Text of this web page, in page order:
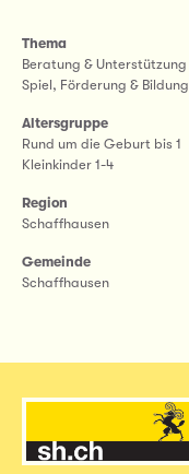
Thema
Beratung & Unterstützung
Spiel, Förderung & Bildung
Altersgruppe
Rund um die Geburt bis 1
Kleinkinder 1-4
Region
Schaffhausen
Gemeinde
Schaffhausen